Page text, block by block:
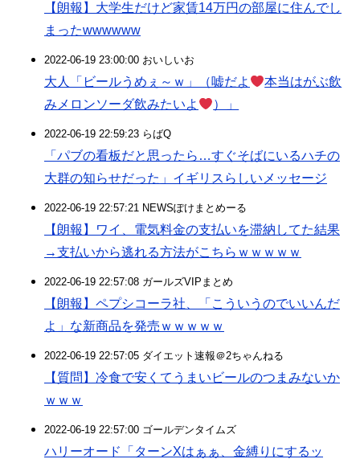
【朗報】大学生だけど家賃14万円の部屋に住んでし
まったwwwwww
2022-06-19 23:00:00 おいしいお
大人「ビールうめぇ～ｗ」（嘘だよ
本当はがぶ飲
みメロンソーダ飲みたいよ
）」
2022-06-19 22:59:23 らばQ
「パブの看板だと思ったら…すぐそばにいるハチの
大群の知らせだった」イギリスらしいメッセージ
2022-06-19 22:57:21 NEWSぽけまとめーる
【朗報】ワイ、電気料金の支払いを滞納してた結果
→支払いから逃れる方法がこちらｗｗｗｗｗ
2022-06-19 22:57:08 ガールズVIPまとめ
【朗報】ペプシコーラ社、「こういうのでいいんだ
よ」な新商品を発売ｗｗｗｗｗ
2022-06-19 22:57:05 ダイエット速報＠2ちゃんねる
【質問】冷食で安くてうまいビールのつまみないか
ｗｗｗ
2022-06-19 22:57:00 ゴールデンタイムズ
ハリーオード「ターンXはぁぁ、金縛りにするッ